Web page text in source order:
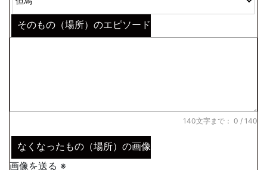
そのもの（場所）のエピソード
140文字まで： 0 / 140
なくなったもの（場所）の画像
画像を送る ※